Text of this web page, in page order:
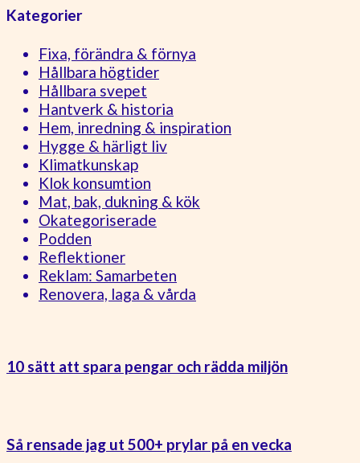
Kategorier
Fixa, förändra & förnya
Hållbara högtider
Hållbara svepet
Hantverk & historia
Hem, inredning & inspiration
Hygge & härligt liv
Klimatkunskap
Klok konsumtion
Mat, bak, dukning & kök
Okategoriserade
Podden
Reflektioner
Reklam: Samarbeten
Renovera, laga & vårda
10 sätt att spara pengar och rädda miljön
Så rensade jag ut 500+ prylar på en vecka